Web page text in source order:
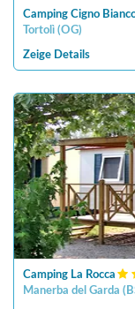
Camping Cigno
Tortolì (OG)
Zeige Details
Camping La Rocca
Manerba del Garda (